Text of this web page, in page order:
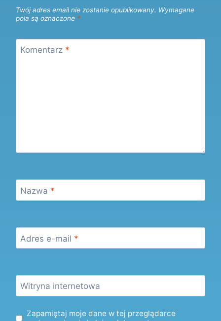
Twój adres email nie zostanie opublikowany. Wymagane
pola są oznaczone *
Komentarz *
Nazwa *
Adres e-mail *
Witryna internetowa
Zapamiętaj moje dane w tej przeglądarce